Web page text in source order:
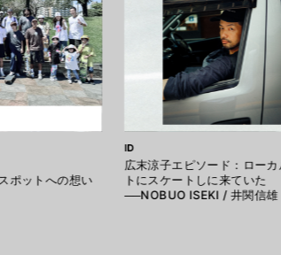
ポットへの想い
ID
広末涼子エピソード：ローカ
トにスケートしに来ていた
──NOBUO ISEKI / 井関信雄